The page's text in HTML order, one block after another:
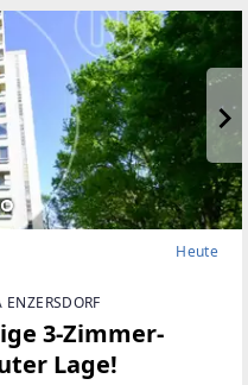
Heute
3-Zimmer-
Lage!